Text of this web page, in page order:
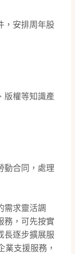
，安排周年股
版權等知識產
動合同，處理
需求靈活調
務，可先按實
長逐步擴展服
業支援服務，